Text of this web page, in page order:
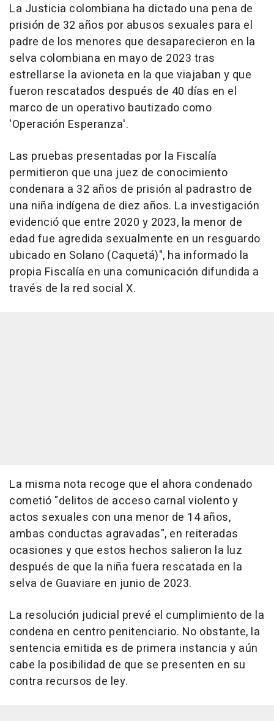
La Justicia colombiana ha dictado una pena de
prisión de 32 años por abusos sexuales para el
padre de los menores que desaparecieron en la
selva colombiana en mayo de 2023 tras
estrellarse la avioneta en la que viajaban y que
fueron rescatados después de 40 días en el
marco de un operativo bautizado como
'Operación Esperanza'.
Las pruebas presentadas por la Fiscalía
permitieron que una juez de conocimiento
condenara a 32 años de prisión al padrastro de
una niña indígena de diez años. La investigación
evidenció que entre 2020 y 2023, la menor de
edad fue agredida sexualmente en un resguardo
ubicado en Solano (Caquetá)", ha informado la
propia Fiscalía en una comunicación difundida a
través de la red social X.
La misma nota recoge que el ahora condenado
cometió "delitos de acceso carnal violento y
actos sexuales con una menor de 14 años,
ambas conductas agravadas", en reiteradas
ocasiones y que estos hechos salieron la luz
después de que la niña fuera rescatada en la
selva de Guaviare en junio de 2023.
La resolución judicial prevé el cumplimiento de la
condena en centro penitenciario. No obstante, la
sentencia emitida es de primera instancia y aún
cabe la posibilidad de que se presenten en su
contra recursos de ley.